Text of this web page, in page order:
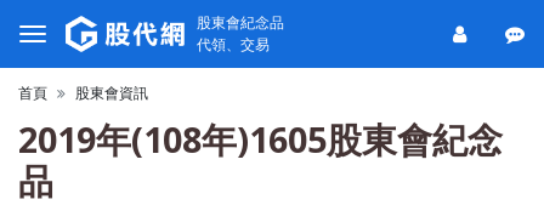
股東會紀念品
代領、交易
首頁 股東會資訊
2019年(108年)1605股東會紀念
品